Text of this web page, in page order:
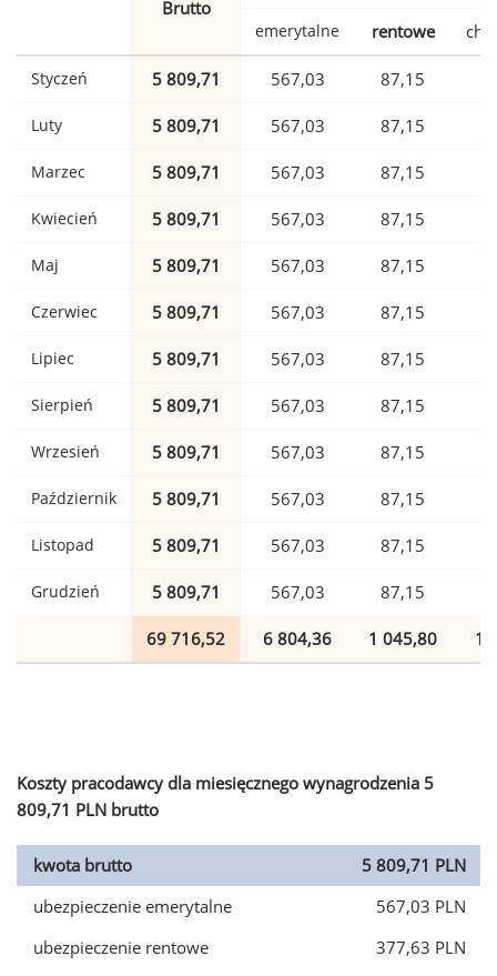
Brutto
emerytalne rentowe
Styczeń 5 809,71 567,03 87,15
Luty 5 809,71 567,03 87,15
Marzec 5 809,71 567,03 87,15
Kwiecień 5 809,71 567,03 87,15
Maj 5 809,71 567,03 87,15
Czerwiec 5 809,71 567,03 87,15
Lipiec 5 809,71 567,03 87,15
Sierpień 5 809,71 567,03 87,15
Wrzesień 5 809,71 567,03 87,15
Październik 5 809,71 567,03 87,15
Listopad 5 809,71 567,03 87,15
Grudzień 5 809,71 567,03 87,15
69 716,52 6 804,36 1 045,80 1
Koszty pracodawcy dla miesięcznego wynagrodzenia 5
809,71 PLN brutto
kwota brutto
5 809,71 PLN
ubezpieczenie emerytalne
567,03 PLN
ubezpieczenie rentowe
377,63 PLN